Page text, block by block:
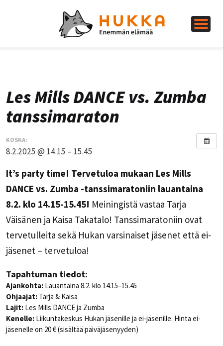
Les Mills DANCE vs. Zumba
tanssimaraton
KOSKA:
8.2.2025 @ 14.15 – 15.45
It’s party time! Tervetuloa mukaan Les Mills
DANCE vs. Zumba -tanssimaratoniin lauantaina
8.2. klo 14.15-15.45! Meiningistä vastaa Tarja
Väisänen ja Kaisa Takatalo! Tanssimaratoniin ovat
tervetulleita sekä Hukan varsinaiset jäsenet että ei-
jäsenet – tervetuloa!
Tapahtuman tiedot:
Ajankohta: Lauantaina 8.2. klo 14.15–15.45
Ohjaajat: Tarja & Kaisa
Lajit: Les Mills DANCE ja Zumba
Kenelle: Liikuntakeskus Hukan jäsenille ja ei-jäsenille. Hinta ei-
jäsenelle on 20 € (sisältää päiväjäsenyyden)